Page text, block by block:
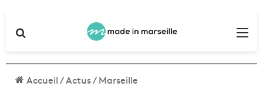
Accueil/Actus/Marseille